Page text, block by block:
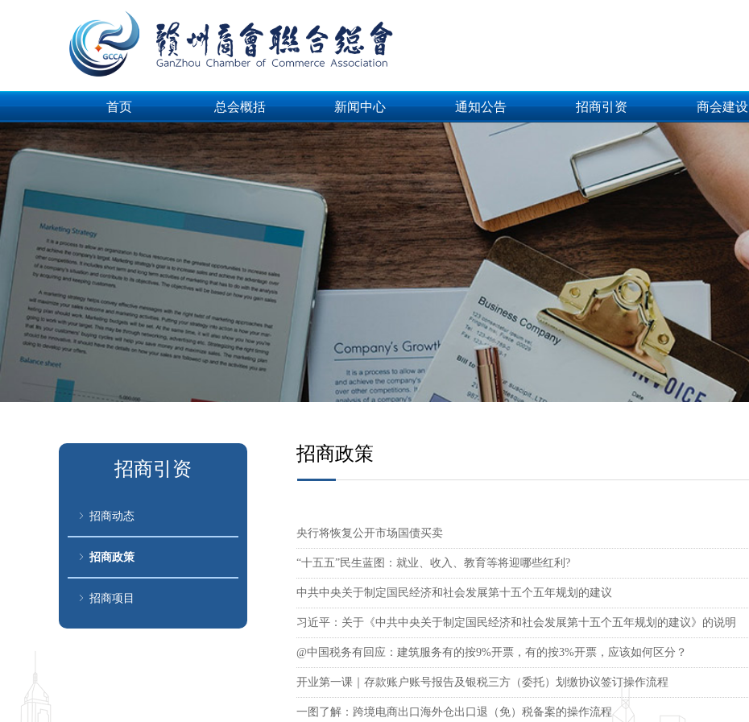
首页
首页
总会概括
总会概括
新闻中心
新闻中心
通知公告
通知公告
招商引资
招商引资
商会建设
招商政策
央行将恢复公开市场国债买卖
“十五五”民生蓝图：就业、收入、教育等将迎哪些红利?
中共中央关于制定国民经济和社会发展第十五个五年规划的建议
习近平：关于《中共中央关于制定国民经济和社会发展第十五个五年规划的建议》的说明
@中国税务有回应：建筑服务有的按9%开票，有的按3%开票，应该如何区分？
开业第一课｜存款账户账号报告及银税三方（委托）划缴协议签订操作流程
一图了解：跨境电商出口海外仓出口退（免）税备案的操作流程
ꁇ 招商动态
ꁇ 招商政策
ꁇ 招商项目
招商引资